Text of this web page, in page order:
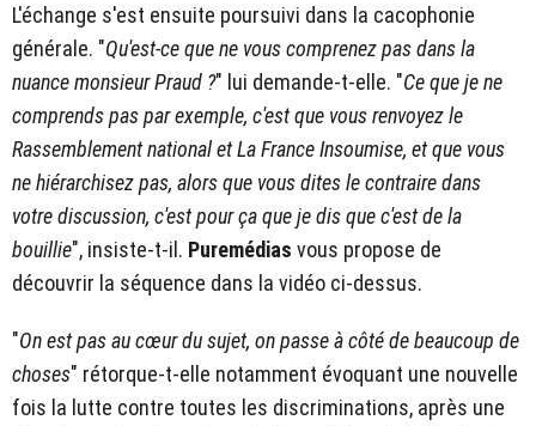
L'échange s'est ensuite poursuivi dans la cacophonie
générale. "Qu'est-ce que ne vous comprenez pas dans la
nuance monsieur Praud ?" lui demande-t-elle. "Ce que je ne
comprends pas par exemple, c'est que vous renvoyez le
Rassemblement national et La France Insoumise, et que vous
ne hiérarchisez pas, alors que vous dites le contraire dans
votre discussion, c'est pour ça que je dis que c'est de la
bouillie", insiste-t-il. Puremédias vous propose de
découvrir la séquence dans la vidéo ci-dessus.
"On est pas au cœur du sujet, on passe à côté de beaucoup de
choses" rétorque-t-elle notamment évoquant une nouvelle
fois la lutte contre toutes les discriminations, après une